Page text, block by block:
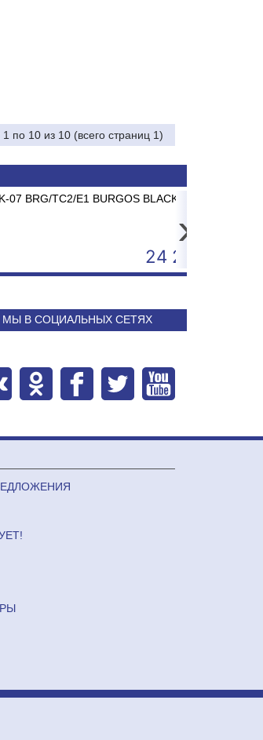
TC2/E1 BURGOS BLACK
24 240
›
МЫ В СОЦИАЛЬНЫХ СЕТЯХ
по 10 из 10 (всего страниц 1)